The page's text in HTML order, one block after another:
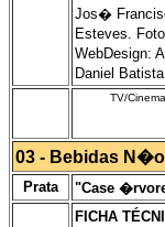
Jos�
Esteves.
WebDesign:
Daniel
TV/Cinema
03 - Bebidas
Prata "Case
FICHA